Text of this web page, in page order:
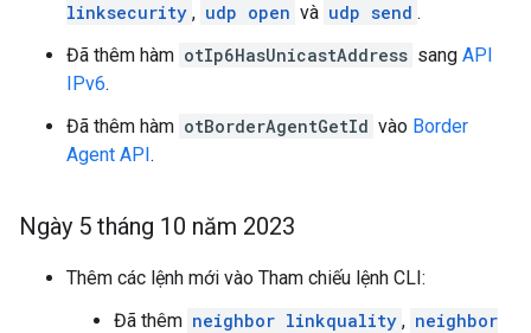
linksecurity , udp open và udp send .
Đã thêm hàm otIp6HasUnicastAddress sang API
IPv6.
Đã thêm hàm otBorderAgentGetId vào Border
Agent API.
Ngày 5 tháng 10 năm 2023
Thêm các lệnh mới vào Tham chiếu lệnh CLI:
Đã thêm neighbor linkquality , neighbor